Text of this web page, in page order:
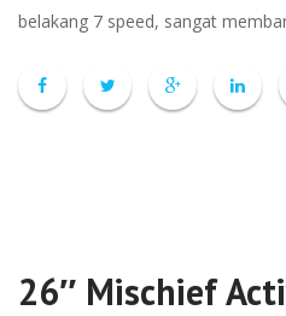
belakang 7 speed, sangat
26″ Mischief